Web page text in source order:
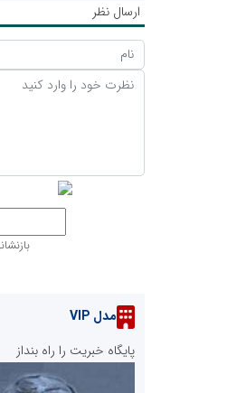
ارسال نظر
مدل VIP
پایگاه خبریت را راه بنداز